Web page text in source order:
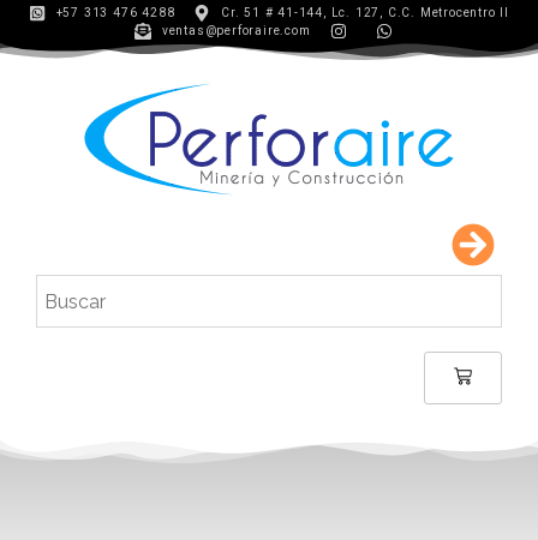
+57 313 476 4288
Cr. 51 # 41-144, Lc. 127, C.C. Metrocentro II
ventas@perforaire.com